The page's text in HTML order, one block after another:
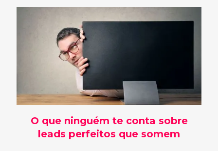
O que ninguém te conta sobre
leads perfeitos que somem